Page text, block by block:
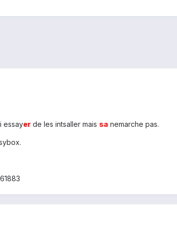
essayer de les intsaller mais sa nemarche pas.